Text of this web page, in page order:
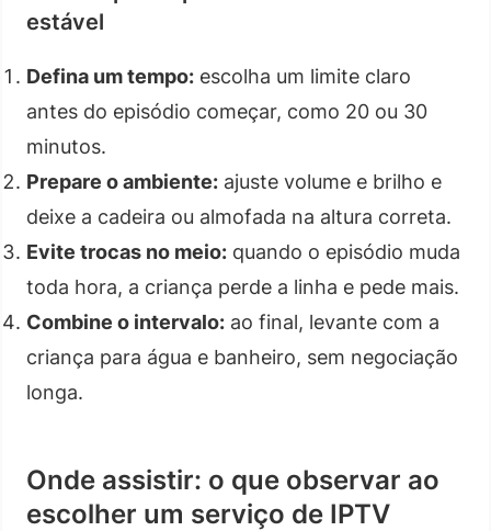
estável
Defina um tempo: escolha um limite claro
antes do episódio começar, como 20 ou 30
minutos.
Prepare o ambiente: ajuste volume e brilho e
deixe a cadeira ou almofada na altura correta.
Evite trocas no meio: quando o episódio muda
toda hora, a criança perde a linha e pede mais.
Combine o intervalo: ao final, levante com a
criança para água e banheiro, sem negociação
longa.
Onde assistir: o que observar ao
escolher um serviço de IPTV